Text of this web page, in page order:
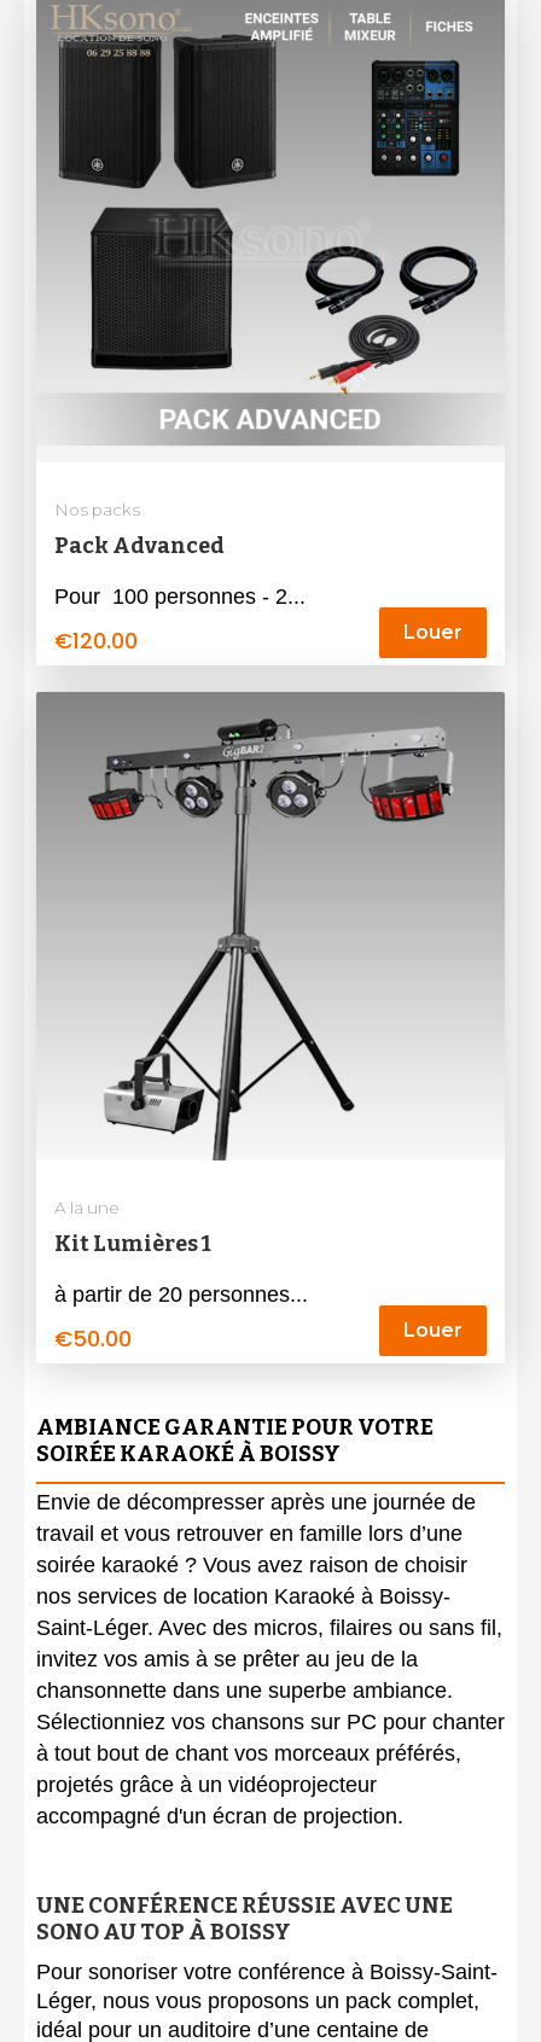
Nos packs
Pack Advanced
Pour 100 personnes - 2...
€120.00 Louer
A la une
Kit Lumières 1
à partir de 20 personnes...
€50.00 Louer
AMBIANCE GARANTIE POUR VOTRE
SOIRÉE KARAOKÉ À BOISSY
Envie de décompresser après une journée de
travail et vous retrouver en famille lors d’une
soirée karaoké ? Vous avez raison de choisir
nos services de location Karaoké à Boissy-
Saint-Léger. Avec des micros, filaires ou sans fil,
invitez vos amis à se prêter au jeu de la
chansonnette dans une superbe ambiance.
Sélectionniez vos chansons sur PC pour chanter
à tout bout de chant vos morceaux préférés,
projetés grâce à un vidéoprojecteur
accompagné d'un écran de projection.
UNE CONFÉRENCE RÉUSSIE AVEC UNE
SONO AU TOP À BOISSY
Pour sonoriser votre conférence à Boissy-Saint-
Léger, nous vous proposons un pack complet,
idéal pour un auditoire d’une centaine de